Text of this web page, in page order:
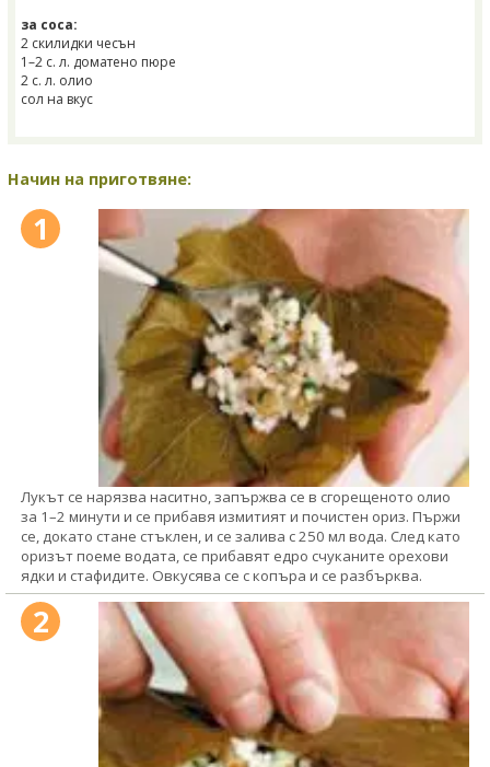
за соса:
2 скилидки чесън
1–2 с. л. доматено пюре
2 с. л. олио
сол на вкус
Начин на приготвяне:
1
Лукът се нарязва наситно, запържва се в сгорещеното олио
за 1–2 минути и се прибавя измитият и почистен ориз. Пържи
се, докато стане стъклен, и се залива с 250 мл вода. След като
оризът поеме водата, се прибавят едро счуканите орехови
ядки и стафидите. Овкусява се с копъра и се разбърква.
2